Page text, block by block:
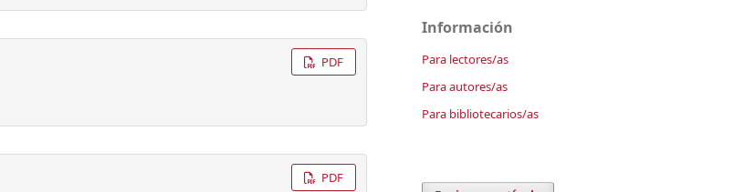
PDF
PDF
Información
Para lectores/as
Para autores/as
Para bibliotecarios/as